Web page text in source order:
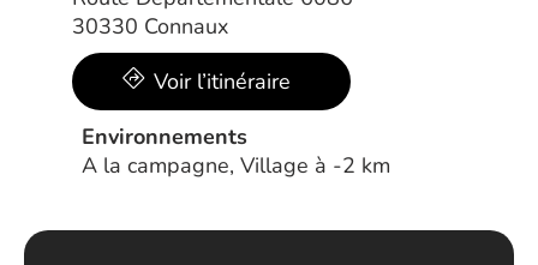
30330 Connaux
Voir l’itinéraire
Environnements
A la campagne, Village à -2 km